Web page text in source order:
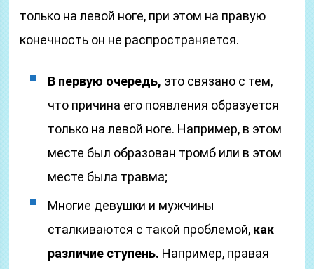
только на левой ноге, при этом на правую
конечность он не распространяется.
В первую очередь, это связано с тем,
что причина его появления образуется
только на левой ноге. Например, в этом
месте был образован тромб или в этом
месте была травма;
Многие девушки и мужчины
сталкиваются с такой проблемой, как
различие ступень. Например, правая